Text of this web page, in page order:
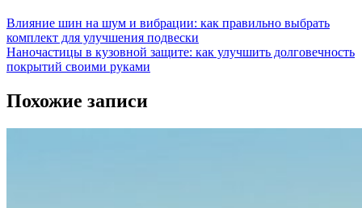
Влияние шин на шум и вибрации: как правильно выбрать
комплект для улучшения подвески
Наночастицы в кузовной защите: как улучшить долговечность
покрытий своими руками
Похожие записи